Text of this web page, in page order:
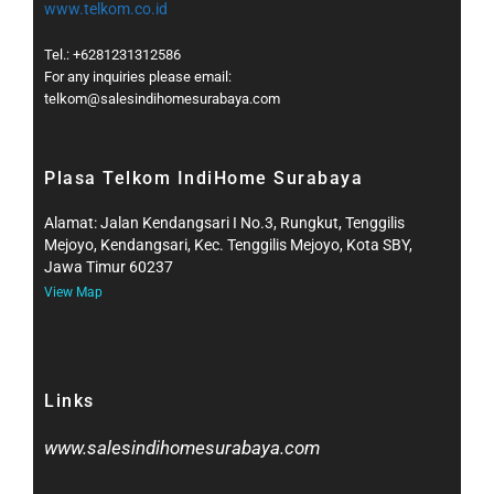
www.telkom.co.id
Tel.: +6281231312586
For any inquiries please email:
telkom@salesindihomesurabaya.com​
Plasa Telkom IndiHome Surabaya
Alamat: Jalan Kendangsari I No.3, Rungkut, Tenggilis
Mejoyo, Kendangsari, Kec. Tenggilis Mejoyo, Kota SBY,
Jawa Timur 60237
View Map
Links
www.salesindihomesurabaya.com​